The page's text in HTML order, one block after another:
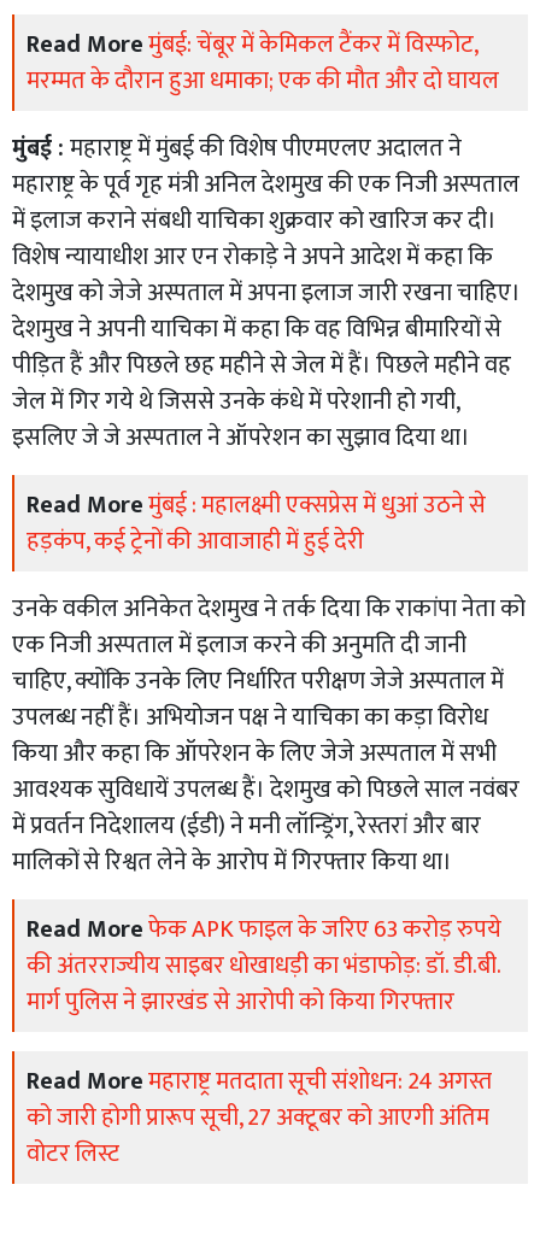
Read Moreमुंबई: चेंबूर में केमिकल टैंकर में विस्फोट,
मरम्मत के दौरान हुआ धमाका; एक की मौत और दो घायल
मुंबई :महाराष्ट्र में मुंबई की विशेष पीएमएलए अदालत ने
महाराष्ट्र के पूर्व गृह मंत्री अनिल देशमुख की एक निजी अस्पताल
में इलाज कराने संबधी याचिका शुक्रवार को खारिज कर दी।
विशेष न्यायाधीश आर एन रोकाड़े ने अपने आदेश में कहा कि
देशमुख को जेजे अस्पताल में अपना इलाज जारी रखना चाहिए।
देशमुख ने अपनी याचिका में कहा कि वह विभिन्न बीमारियों से
पीड़ित हैं और पिछले छह महीने से जेल में हैं। पिछले महीने वह
जेल में गिर गये थे जिससे उनके कंधे में परेशानी हो गयी,
इसलिए जे जे अस्पताल ने ऑपरेशन का सुझाव दिया था।
Read Moreमुंबई : महालक्ष्मी एक्सप्रेस में धुआं उठने से
हड़कंप, कई ट्रेनों की आवाजाही में हुई देरी
उनके वकील अनिकेत देशमुख ने तर्क दिया कि राकांपा नेता को
एक निजी अस्पताल में इलाज करने की अनुमति दी जानी
चाहिए, क्योंकि उनके लिए निर्धारित परीक्षण जेजे अस्पताल में
उपलब्ध नहीं हैं। अभियोजन पक्ष ने याचिका का कड़ा विरोध
किया और कहा कि ऑपरेशन के लिए जेजे अस्पताल में सभी
आवश्यक सुविधायें उपलब्ध हैं। देशमुख को पिछले साल नवंबर
में प्रवर्तन निदेशालय (ईडी) ने मनी लॉन्ड्रिंग, रेस्तरां और बार
मालिकों से रिश्वत लेने के आरोप में गिरफ्तार किया था।
Read Moreफेक APK फाइल के जरिए 63 करोड़ रुपये
की अंतरराज्यीय साइबर धोखाधड़ी का भंडाफोड़: डॉ. डी.बी.
मार्ग पुलिस ने झारखंड से आरोपी को किया गिरफ्तार
Read Moreमहाराष्ट्र मतदाता सूची संशोधन: 24 अगस्त
को जारी होगी प्रारूप सूची, 27 अक्टूबर को आएगी अंतिम
वोटर लिस्ट